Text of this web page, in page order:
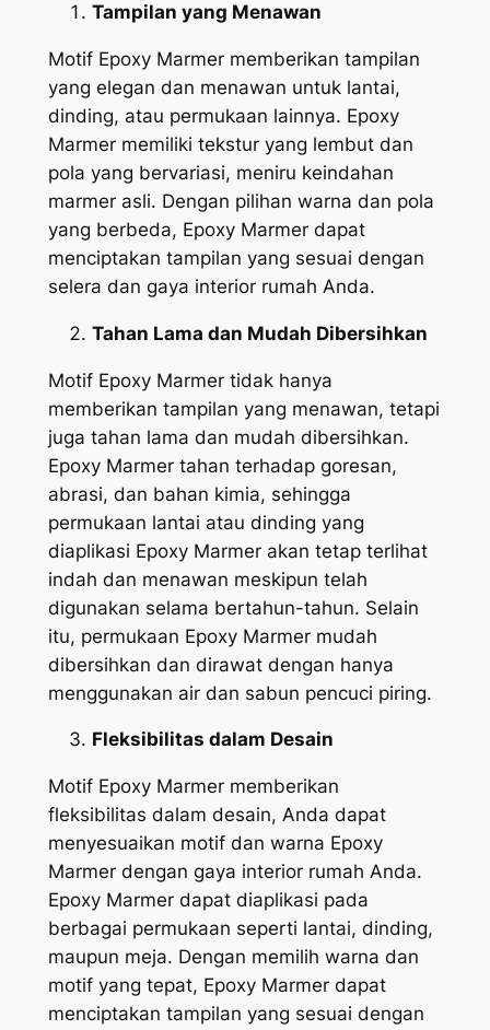
Tampilan yang Menawan
Motif Epoxy Marmer memberikan tampilan
yang elegan dan menawan untuk lantai,
dinding, atau permukaan lainnya. Epoxy
Marmer memiliki tekstur yang lembut dan
pola yang bervariasi, meniru keindahan
marmer asli. Dengan pilihan warna dan pola
yang berbeda, Epoxy Marmer dapat
menciptakan tampilan yang sesuai dengan
selera dan gaya interior rumah Anda.
Tahan Lama dan Mudah Dibersihkan
Motif Epoxy Marmer tidak hanya
memberikan tampilan yang menawan, tetapi
juga tahan lama dan mudah dibersihkan.
Epoxy Marmer tahan terhadap goresan,
abrasi, dan bahan kimia, sehingga
permukaan lantai atau dinding yang
diaplikasi Epoxy Marmer akan tetap terlihat
indah dan menawan meskipun telah
digunakan selama bertahun-tahun. Selain
itu, permukaan Epoxy Marmer mudah
dibersihkan dan dirawat dengan hanya
menggunakan air dan sabun pencuci piring.
Fleksibilitas dalam Desain
Motif Epoxy Marmer memberikan
fleksibilitas dalam desain, Anda dapat
menyesuaikan motif dan warna Epoxy
Marmer dengan gaya interior rumah Anda.
Epoxy Marmer dapat diaplikasi pada
berbagai permukaan seperti lantai, dinding,
maupun meja. Dengan memilih warna dan
motif yang tepat, Epoxy Marmer dapat
menciptakan tampilan yang sesuai dengan